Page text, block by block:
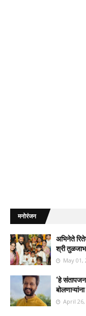
मनोरंजन
अभिनेते
श्री
May 01,
‘हे
April 26,